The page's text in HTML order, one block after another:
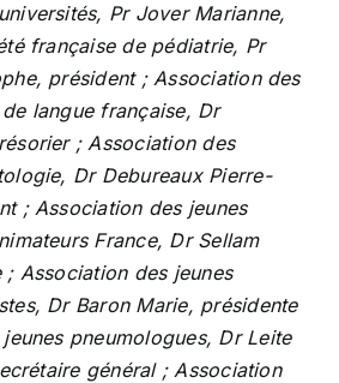
Pr Jover Marianne,
française de pédiatrie, Pr
président ; Association des
langue française, Dr
; Association des
Dr Debureaux Pierre-
; Association des jeunes
France, Dr Sellam
; Association des jeunes
Dr Baron Marie, présidente
pneumologues, Dr Leite
général ; Association